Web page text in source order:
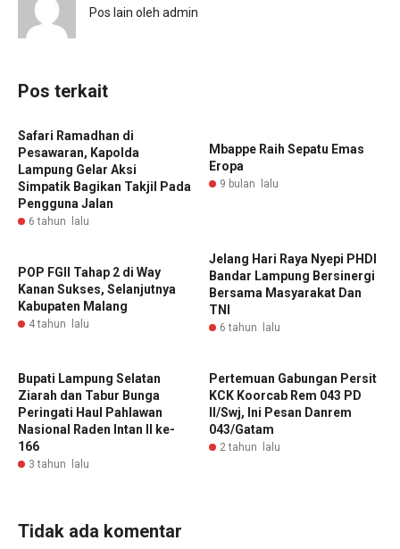
Pos lain oleh admin
Pos terkait
Safari Ramadhan di
Pesawaran, Kapolda
Lampung Gelar Aksi
Simpatik Bagikan Takjil Pada
Pengguna Jalan
6 tahun lalu
Mbappe Raih Sepatu Emas
Eropa
9 bulan lalu
POP FGII Tahap 2 di Way
Kanan Sukses, Selanjutnya
Kabupaten Malang
4 tahun lalu
Jelang Hari Raya Nyepi PHDI
Bandar Lampung Bersinergi
Bersama Masyarakat Dan
TNI
6 tahun lalu
Bupati Lampung Selatan
Ziarah dan Tabur Bunga
Peringati Haul Pahlawan
Nasional Raden Intan II ke-
166
3 tahun lalu
Pertemuan Gabungan Persit
KCK Koorcab Rem 043 PD
II/Swj, Ini Pesan Danrem
043/Gatam
2 tahun lalu
Tidak ada komentar